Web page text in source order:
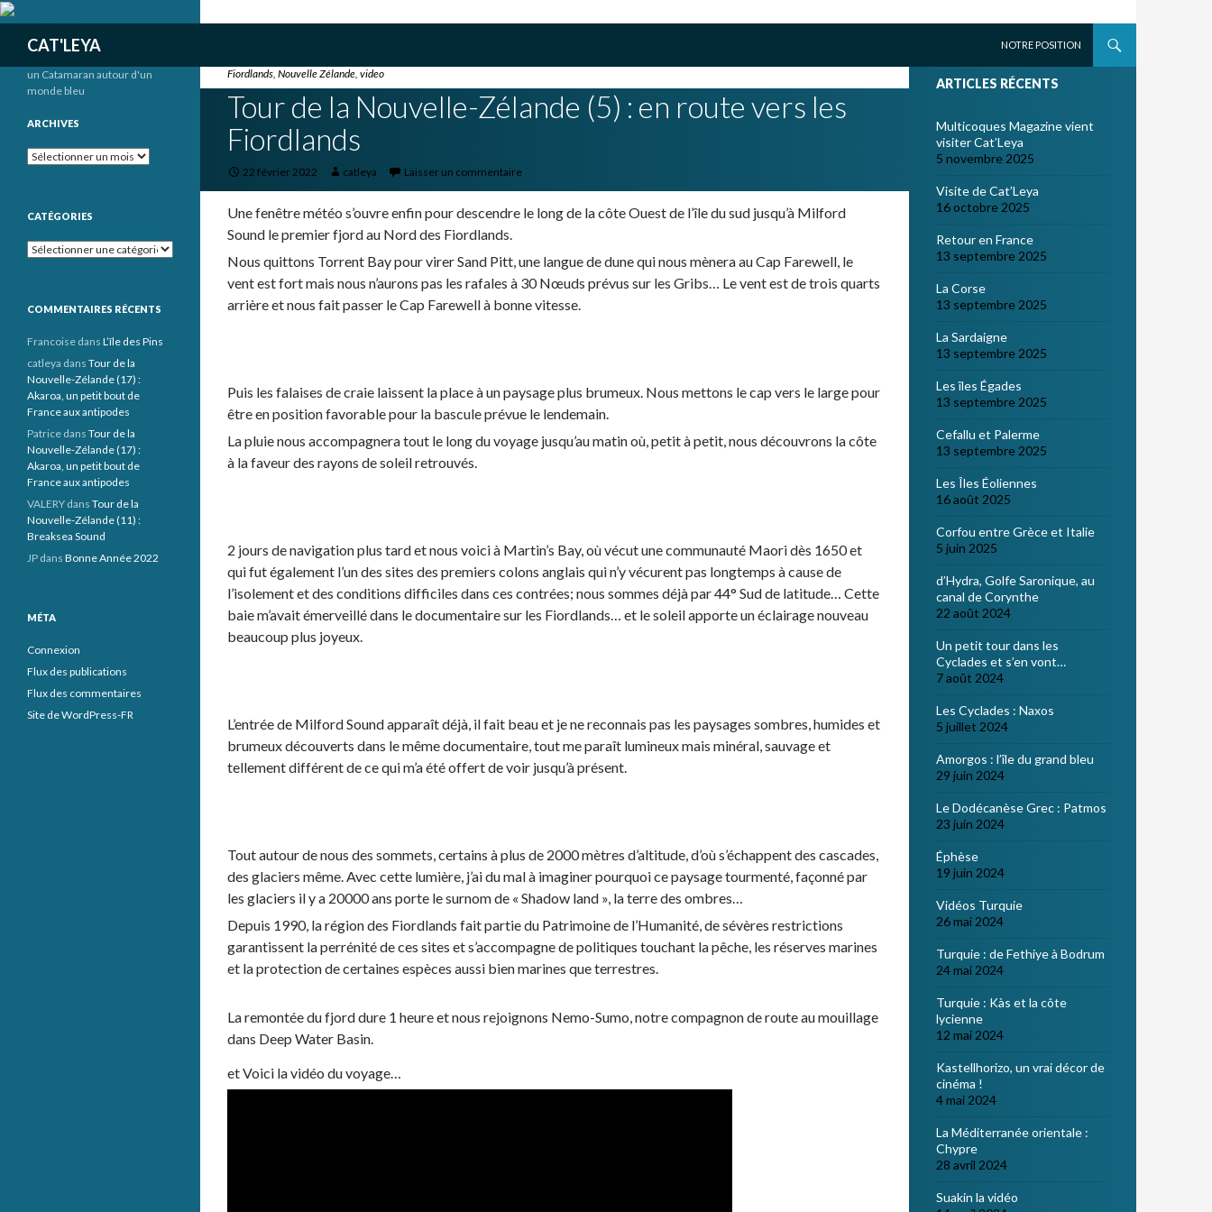
CAT'LEYA
NOTRE POSITION
Fiordlands Nouvelle Zélande video
Tour de la Nouvelle-Zélande (5) : en route vers les
Fiordlands
22 février 2022 catleya Laisser un commentaire
Une fenêtre météo s’ouvre enfin pour descendre le long de la côte Ouest de l’île du sud jusqu’à Milford
Sound le premier fjord au Nord des Fiordlands.
Nous quittons Torrent Bay pour virer Sand Pitt, une langue de dune qui nous mènera au Cap Farewell, le
vent est fort mais nous n’aurons pas les rafales à 30 Nœuds prévus sur les Gribs… Le vent est de trois quarts
arrière et nous fait passer le Cap Farewell à bonne vitesse.
Puis les falaises de craie laissent la place à un paysage plus brumeux. Nous mettons le cap vers le large pour
être en position favorable pour la bascule prévue le lendemain.
La pluie nous accompagnera tout le long du voyage jusqu’au matin où, petit à petit, nous découvrons la côte
à la faveur des rayons de soleil retrouvés.
2 jours de navigation plus tard et nous voici à Martin’s Bay, où vécut une communauté Maori dès 1650 et
qui fut également l’un des sites des premiers colons anglais qui n’y vécurent pas longtemps à cause de
l’isolement et des conditions difficiles dans ces contrées; nous sommes déjà par 44° Sud de latitude… Cette
baie m’avait émerveillé dans le documentaire sur les Fiordlands… et le soleil apporte un éclairage nouveau
beaucoup plus joyeux.
L’entrée de Milford Sound apparaît déjà, il fait beau et je ne reconnais pas les paysages sombres, humides et
brumeux découverts dans le même documentaire, tout me paraît lumineux mais minéral, sauvage et
tellement différent de ce qui m’a été offert de voir jusqu’à présent.
Tout autour de nous des sommets, certains à plus de 2000 mètres d’altitude, d’où s’échappent des cascades,
des glaciers même. Avec cette lumière, j’ai du mal à imaginer pourquoi ce paysage tourmenté, façonné par
les glaciers il y a 20000 ans porte le surnom de « Shadow land », la terre des ombres…
Depuis 1990, la région des Fiordlands fait partie du Patrimoine de l’Humanité, de sévères restrictions
garantissent la perrénité de ces sites et s’accompagne de politiques touchant la pêche, les réserves marines
et la protection de certaines espèces aussi bien marines que terrestres.
La remontée du fjord dure 1 heure et nous rejoignons Nemo-Sumo, notre compagnon de route au mouillage
dans Deep Water Basin.
et Voici la vidéo du voyage…
ARTICLES RÉCENTS
Multicoques Magazine vient
visiter Cat’Leya
5 novembre 2025
Visite de Cat’Leya
16 octobre 2025
Retour en France
13 septembre 2025
La Corse
13 septembre 2025
La Sardaigne
13 septembre 2025
Les îles Égades
13 septembre 2025
Cefallu et Palerme
13 septembre 2025
Les Îles Éoliennes
16 août 2025
Corfou entre Grèce et Italie
5 juin 2025
d’Hydra, Golfe Saronique, au
canal de Corynthe
22 août 2024
Un petit tour dans les
Cyclades et s’en vont…
7 août 2024
Les Cyclades : Naxos
5 juillet 2024
Amorgos : l’île du grand bleu
29 juin 2024
Le Dodécanèse Grec : Patmos
23 juin 2024
Éphèse
19 juin 2024
Vidéos Turquie
26 mai 2024
Turquie : de Fethiye à Bodrum
24 mai 2024
Turquie : Kàs et la côte
lycienne
12 mai 2024
Kastellhorizo, un vrai décor de
cinéma !
4 mai 2024
La Méditerranée orientale :
Chypre
28 avril 2024
Suakin la vidéo
un Catamaran autour d'un
monde bleu
ARCHIVES
Archives
CATÉGORIES
Catégories
COMMENTAIRES RÉCENTS
Francoise dans L’île des Pins
catleya dans Tour de la
Nouvelle-Zélande (17) :
Akaroa, un petit bout de
France aux antipodes
Patrice dans Tour de la
Nouvelle-Zélande (17) :
Akaroa, un petit bout de
France aux antipodes
VALERY dans Tour de la
Nouvelle-Zélande (11) :
Breaksea Sound
JP dans Bonne Année 2022
MÉTA
Connexion
Flux des publications
Flux des commentaires
Site de WordPress-FR